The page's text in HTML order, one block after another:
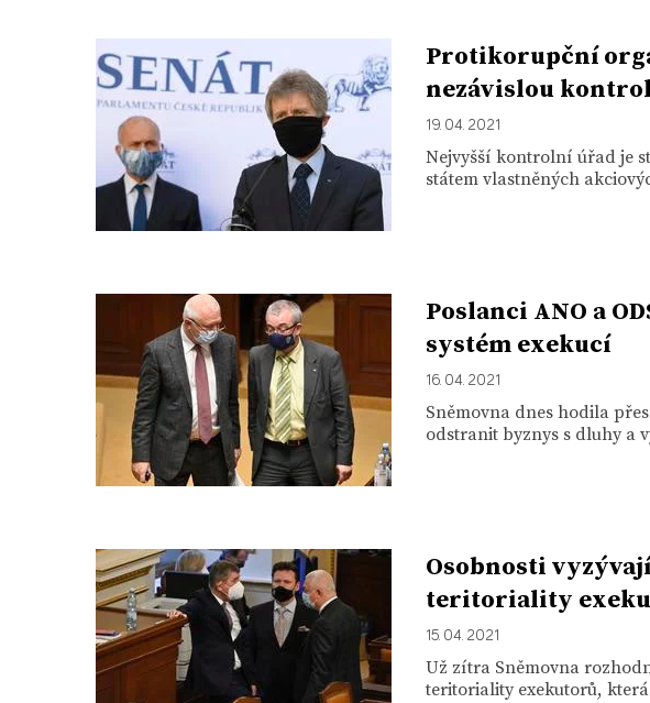
Protikorupční
nezávislou
19. 04. 2021
Nejvyšší kontrolní úřad je
státem vlastněných
Poslanci ANO a
systém exekucí
16. 04. 2021
Sněmovna dnes hodila
odstranit byznys s dluhy a
Osobnosti
teritoriality
15. 04. 2021
Už zítra Sněmovna
teritoriality exekutorů,